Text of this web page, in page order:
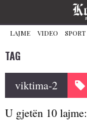
LAJME VIDEO SPORT
TAG
viktima-2
U gjetën 10 lajme: